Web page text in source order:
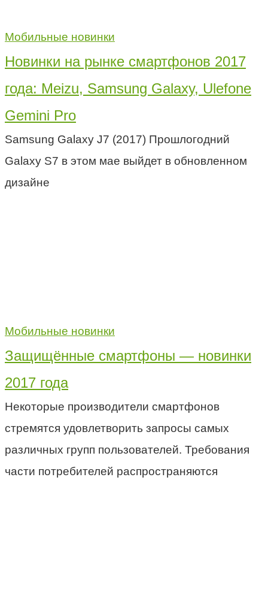
Мобильные новинки
Новинки на рынке смартфонов 2017
года: Meizu, Samsung Galaxy, Ulefone
Gemini Pro
Samsung Galaxy J7 (2017) Прошлогодний
Galaxy S7 в этом мае выйдет в обновленном
дизайне
Мобильные новинки
Защищённые смартфоны — новинки
2017 года
Некоторые производители смартфонов
стремятся удовлетворить запросы самых
различных групп пользователей. Требования
части потребителей распространяются